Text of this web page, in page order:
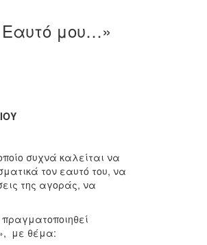
Εαυτό μου…»
συχνά καλείται να
τον εαυτό του, να
της αγοράς, να
με θέμα: